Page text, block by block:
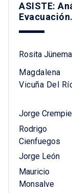
ASISTE:
Evacuación.
Rosita
Magdalena
Vicuña Del
Jorge
Rodrigo
Cienfuegos
Jorge León
Mauricio
Monsalve